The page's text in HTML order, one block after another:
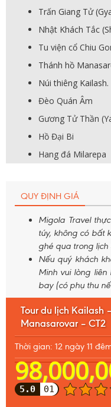
Trấn Giang Tử
Nhật Khách Tắc
Tu viện cổ Chiu
Thánh hồ
Núi thiêng Kailash.
Đèo Quán Âm
Gương Tử Thần
Hồ Đại Bi
Hang đá Milarepa
QUY ĐỊNH GIÁ
Migola Travel
túy, không có bất
ghé qua trong lịch
Nếu quý khách
Minh vui lòng liên
bay (có phụ thu
Tour du lịch Kailash
Manasarovar – CT2
Thời gian: 12 ngày 11
5.0 01